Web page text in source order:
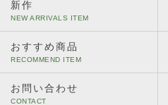
新作
おすすめ商品
お問い合わせ